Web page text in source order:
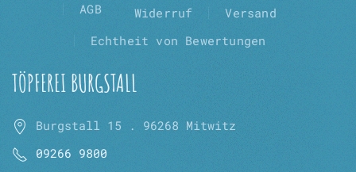
Optionen
können
der
Produktseite
werden
AGB
Widerruf
Versand
Echtheit von Bewertungen
TÖPFEREI BURGSTALL
Burgstall 15 . 96268 Mitwitz
09266 9800